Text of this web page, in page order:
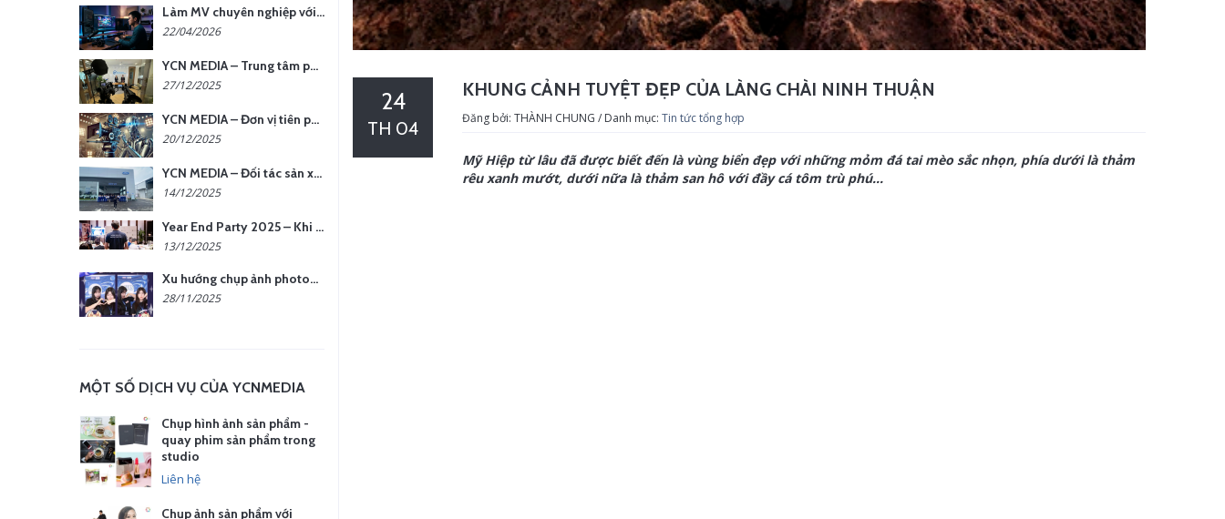
KHUNG CẢNH TUYỆT ĐẸP CỦA LÀNG CHÀI NINH THUẬN
24
TH 04 Đăng bởi: THÀNH CHUNG / Danh mục: Tin tức tổng hợp
Mỹ Hiệp từ lâu đã được biết đến là vùng biển đẹp với những mỏm đá tai mèo sắc nhọn, phía dưới là thảm
rêu xanh mướt, dưới nữa là thảm san hô với đầy cá tôm trù phú...
Làm MV chuyên nghiệp với chi phí tối ưu: nên chọn quay thực tế hay video AI?
22/04/2026
YCN MEDIA – Trung tâm phụ kiện quay chụp tại Hà Nội
27/12/2025
YCN MEDIA – Đơn vị tiên phong sản xuất hình ảnh & âm thanh bằng AI tại Hà Nội
20/12/2025
YCN MEDIA – Đối tác sản xuất hình ảnh chuyên nghiệp cho doanh nghiệp tại Hà Nội
14/12/2025
Year End Party 2025 – Khi Khoảnh Khắc Trở Thành Dấu Ấn | Gói Ưu Đãi Tháng 12 Từ YCN Media
13/12/2025
Xu hướng chụp ảnh photobooth tại các sự kiện hiện nay
28/11/2025
MỘT SỐ DỊCH VỤ CỦA YCNMEDIA
Chụp hình ảnh sản phẩm -
quay phim sản phẩm trong
studio
Liên hệ
Chụp ảnh sản phẩm với